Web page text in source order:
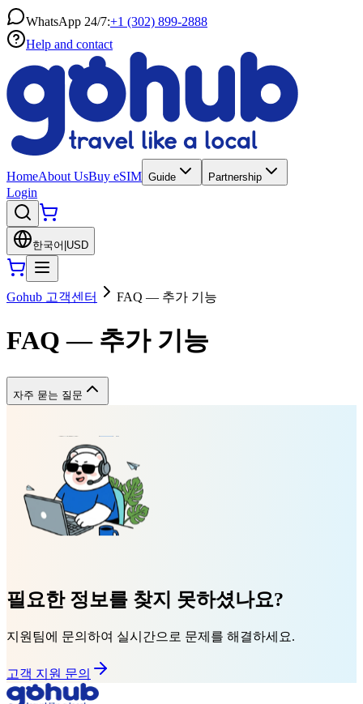
WhatsApp 24/7:+1 (302) 899-2888
Help and contact
HomeAbout UsBuy eSIM Guide Partnership
Login
한국어 USD
Gohub 고객센터 FAQ — 추가 기능
FAQ — 추가 기능
자주 묻는 질문
필요한 정보를 찾지 못하셨나요?
지원팀에 문의하여 실시간으로 문제를 해결하세요.
고객 지원 문의